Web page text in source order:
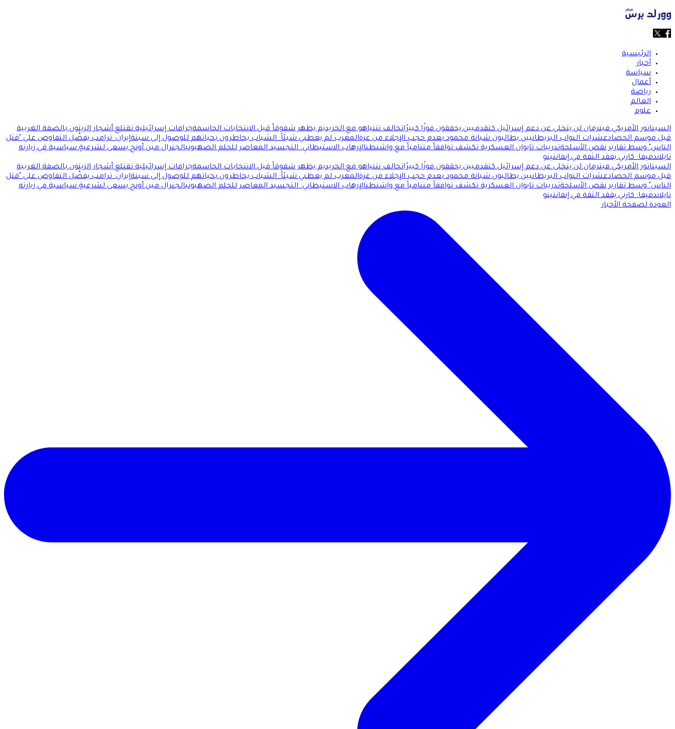
الرئيسية
أخبار
سياسة
أعمال
رياضة
العالم
علوم
السيناتور الأمريكي فيترمان لن يتخلى عن دعم إسرائيل كتقدميين يحققون فوزًا كبيرًاتحالف نتنياهو مع الحريديم يظهر شقوقاً قبل الانتخابات الحاسمةجرافات إسرائيلية تقتلع أشجار الزيتون بالضفة الغربية
قبل موسم الحصادعشرات النواب البريطانيين يطالبون شبانة محمود بعدم حجب الإجلاء من غزةالمغرب لم يعطني شيئاً: الشباب يخاطرون بحياتهم للوصول إلى سبتةإيران: ترامب يفضّل التفاوض على "قتل
الناس" وسط تقارير نقص الأسلحةتدريبات تايوان العسكرية تكشف توافقاً متنامياً مع واشنطنالإرهاب الاستيطاني: التجسيد المعاصر للحلم الصهيونيالجنرال مين أونج يسعى لشرعيةٍ سياسية في زيارته
تايلاندفيفا: كارني يفقد الثقة في إنفانتينو
السيناتور الأمريكي فيترمان لن يتخلى عن دعم إسرائيل كتقدميين يحققون فوزًا كبيرًاتحالف نتنياهو مع الحريديم يظهر شقوقاً قبل الانتخابات الحاسمةجرافات إسرائيلية تقتلع أشجار الزيتون بالضفة الغربية
قبل موسم الحصادعشرات النواب البريطانيين يطالبون شبانة محمود بعدم حجب الإجلاء من غزةالمغرب لم يعطني شيئاً: الشباب يخاطرون بحياتهم للوصول إلى سبتةإيران: ترامب يفضّل التفاوض على "قتل
الناس" وسط تقارير نقص الأسلحةتدريبات تايوان العسكرية تكشف توافقاً متنامياً مع واشنطنالإرهاب الاستيطاني: التجسيد المعاصر للحلم الصهيونيالجنرال مين أونج يسعى لشرعيةٍ سياسية في زيارته
تايلاندفيفا: كارني يفقد الثقة في إنفانتينو
العودة لصفحة الأخبار